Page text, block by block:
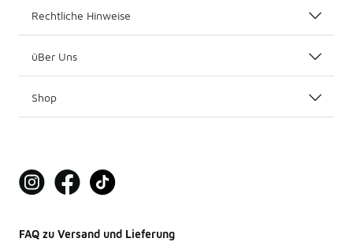
Rechtliche Hinweise
üBer Uns
Shop
FAQ zu Versand und Lieferung